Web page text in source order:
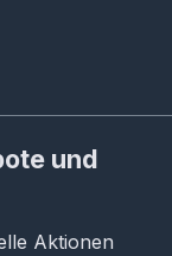
und
Aktionen